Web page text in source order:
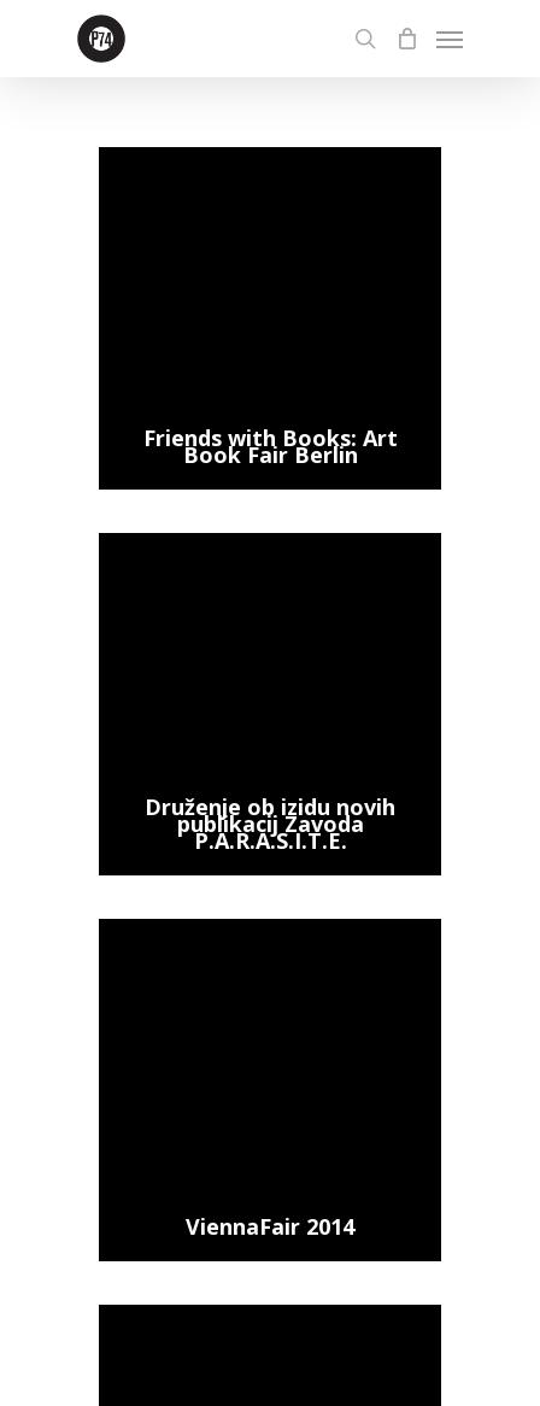
search
Menu
Friends with Books: Art
Book Fair Berlin
Druženje ob izidu novih
publikacij Zavoda
P.A.R.A.S.I.T.E.
ViennaFair 2014